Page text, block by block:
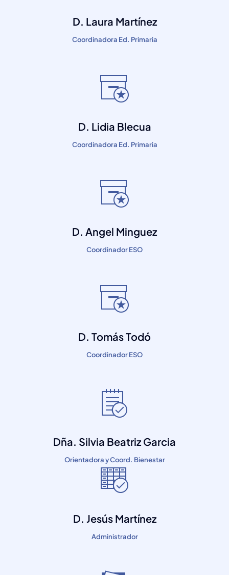
D. Laura Martínez
Coordinadora Ed. Primaria
D. Lidia Blecua
Coordinadora Ed. Primaria
D. Angel Minguez
Coordinador ESO
D. Tomás Todó
Coordinador ESO
Dña. Silvia Beatriz Garcia
Orientadora y Coord. Bienestar
D. Jesús Martínez
Administrador